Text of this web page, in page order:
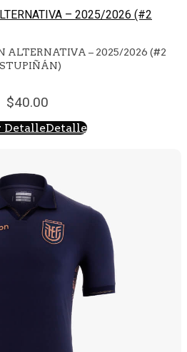
– 2025/2026 (#2
– 2025/2026 (#2
40.00
DetalleDetalle